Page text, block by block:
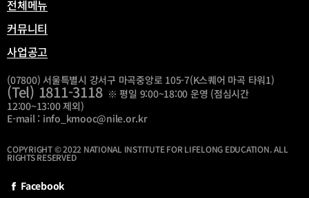
전체메뉴
커뮤니티
사업공고
(07800) 서울특별시 강서구 마곡중앙로 105-7(K스퀘어 마곡 타워1)
(Tel) 1811-3118※ 평일 9:00~18:00 운영 (점심시간
12:00~13:00 제외)
E-mail : info_kmooc@nile.or.kr
COPYRIGHT © 2022 NATIONAL INSTITUTE FOR LIFELONG EDUCATION. ALL
RIGHTS RESERVED
Facebook